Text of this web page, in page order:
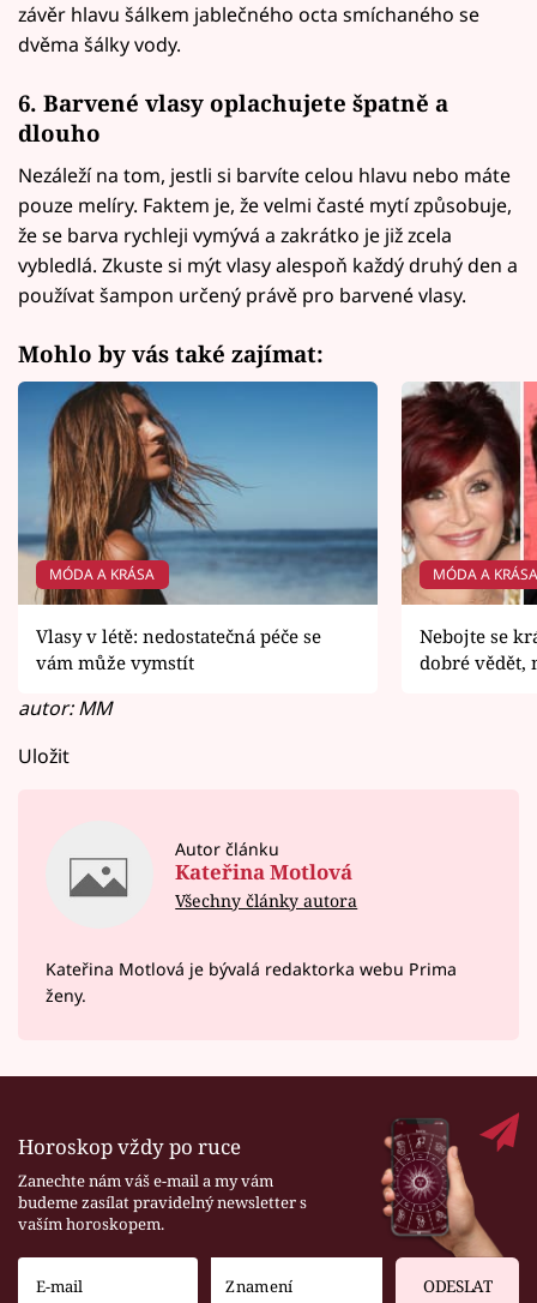
závěr hlavu šálkem jablečného octa smíchaného se
dvěma šálky vody.
6. Barvené vlasy oplachujete špatně a
dlouho
Nezáleží na tom, jestli si barvíte celou hlavu nebo máte
pouze melíry. Faktem je, že velmi časté mytí způsobuje,
že se barva rychleji vymývá a zakrátko je již zcela
vybledlá. Zkuste si mýt vlasy alespoň každý druhý den a
používat šampon určený právě pro barvené vlasy.
Mohlo by vás také zajímat:
MÓDA A KRÁSA
Vlasy v létě: nedostatečná péče se
vám může vymstít
MÓDA A
Nebojte se
dobré vědět,
autor: MM
Uložit
Autor článku
Kateřina Motlová
Všechny články autora
Kateřina Motlová je bývalá redaktorka webu Prima
ženy.
Horoskop vždy po ruce
Zanechte nám váš e-mail a my vám
budeme zasílat pravidelný newsletter s
vaším horoskopem.
ODESLAT